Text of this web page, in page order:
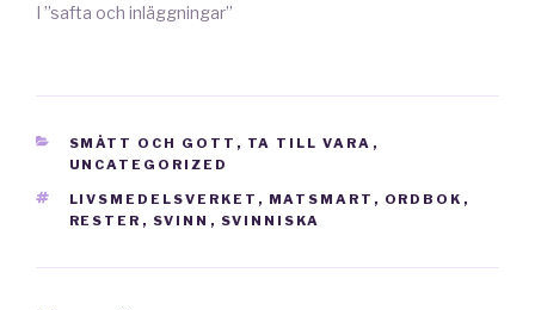
I ”safta och inläggningar”
KATEGORIER
SMÅTT OCH GOTT , TA TILL VARA ,
UNCATEGORIZED
TAGGAR
LIVSMEDELSVERKET , MATSMART , ORDBOK ,
RESTER , SVINN , SVINNISKA